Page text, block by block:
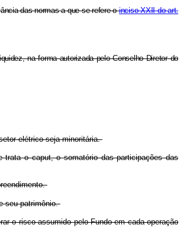
das normas a que se refere oinciso XXII do art.
na forma autorizada pelo Conselho Diretor do
elétrico seja minoritária.
o caput, o somatório das participações das
seu patrimônio.
o risco assumido pelo Fundo em cada operação